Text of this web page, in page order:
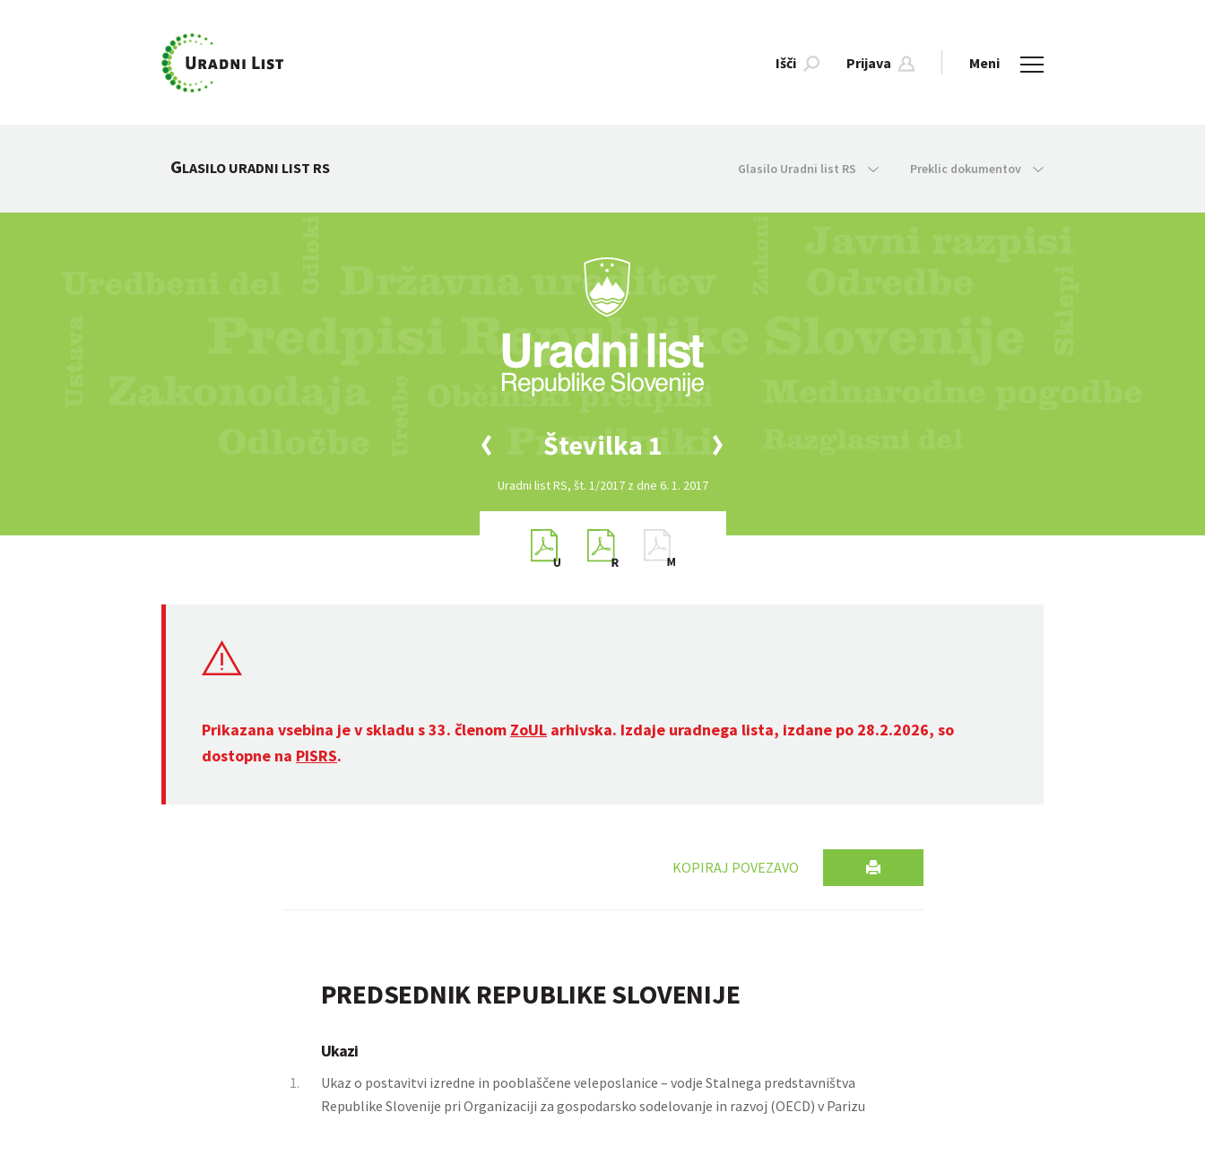
Išči Prijava Meni
GLASILO URADNI LIST RS Glasilo Uradni list RS Preklic dokumentov
Številka 1
Uradni list RS, št. 1/2017 z dne 6. 1. 2017
Prikazana vsebina je v skladu s 33. členom ZoUL arhivska. Izdaje uradnega lista, izdane po 28.2.2026, so
dostopne na PISRS.
KOPIRAJ POVEZAVO
PREDSEDNIK REPUBLIKE SLOVENIJE
Ukazi
1.
Ukaz o postavitvi izredne in pooblaščene veleposlanice – vodje Stalnega predstavništva
Republike Slovenije pri Organizaciji za gospodarsko sodelovanje in razvoj (OECD) v Parizu